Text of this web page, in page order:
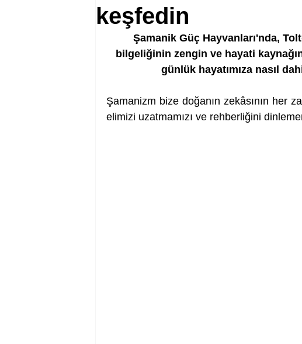
keşfedin
Şamanik Güç Hayvanları'nda,
bilgeliğinin zengin ve hayati
günlük hayatımıza nasıl
Şamanizm bize doğanın zekâsının her
elimizi uzatmamızı ve rehberliğini